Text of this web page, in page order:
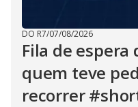
DO R7/07/08/2026
Fila de espera
quem teve
recorrer